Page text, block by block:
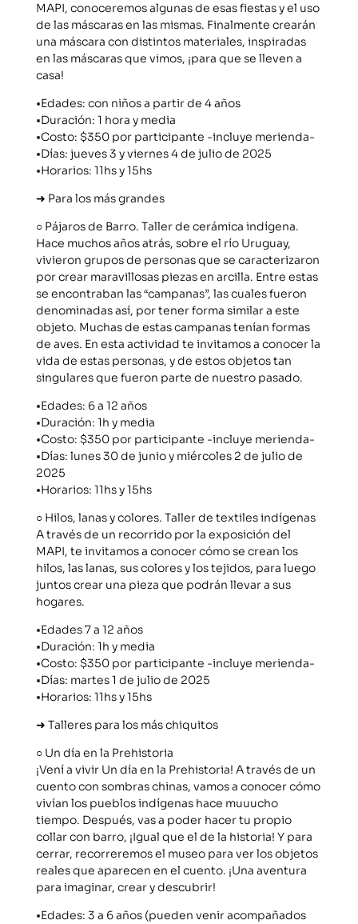
MAPI, conoceremos algunas de esas fiestas y el uso
de las máscaras en las mismas. Finalmente crearán
una máscara con distintos materiales, inspiradas
en las máscaras que vimos, ¡para que se lleven a
casa!
•Edades: con niños a partir de 4 años
•Duración: 1 hora y media
•Costo: $350 por participante -incluye merienda-
•Días: jueves 3 y viernes 4 de julio de 2025
•Horarios: 11hs y 15hs
➜ Para los más grandes
○ Pájaros de Barro. Taller de cerámica indígena.
Hace muchos años atrás, sobre el río Uruguay,
vivieron grupos de personas que se caracterizaron
por crear maravillosas piezas en arcilla. Entre estas
se encontraban las “campanas”, las cuales fueron
denominadas así, por tener forma similar a este
objeto. Muchas de estas campanas tenían formas
de aves. En esta actividad te invitamos a conocer la
vida de estas personas, y de estos objetos tan
singulares que fueron parte de nuestro pasado.
•Edades: 6 a 12 años
•Duración: 1h y media
•Costo: $350 por participante -incluye merienda-
•Días: lunes 30 de junio y miércoles 2 de julio de
2025
•Horarios: 11hs y 15hs
○ Hilos, lanas y colores. Taller de textiles indígenas
A través de un recorrido por la exposición del
MAPI, te invitamos a conocer cómo se crean los
hilos, las lanas, sus colores y los tejidos, para luego
juntos crear una pieza que podrán llevar a sus
hogares.
•Edades 7 a 12 años
•Duración: 1h y media
•Costo: $350 por participante -incluye merienda-
•Días: martes 1 de julio de 2025
•Horarios: 11hs y 15hs
➜ Talleres para los más chiquitos
○ Un día en la Prehistoria
¡Vení a vivir Un día en la Prehistoria! A través de un
cuento con sombras chinas, vamos a conocer cómo
vivían los pueblos indígenas hace muuucho
tiempo. Después, vas a poder hacer tu propio
collar con barro, ¡Igual que el de la historia! Y para
cerrar, recorreremos el museo para ver los objetos
reales que aparecen en el cuento. ¡Una aventura
para imaginar, crear y descubrir!
•Edades: 3 a 6 años (pueden venir acompañados